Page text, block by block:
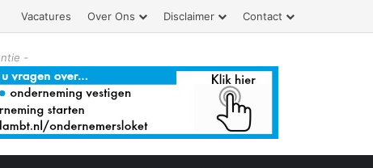
Vacatures Over Ons Disclaimer Contact
-